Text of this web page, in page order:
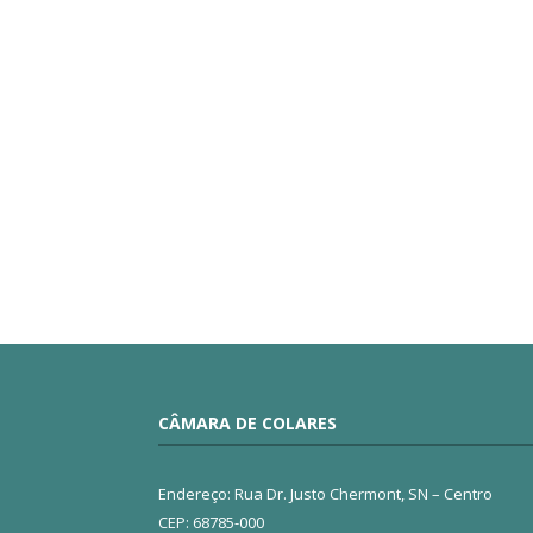
CÂMARA DE COLARES
Endereço: Rua Dr. Justo Chermont, SN – Centro
CEP: 68785-000